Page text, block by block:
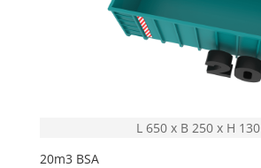
L 650 x B 250 x H 130
20m3 BSA